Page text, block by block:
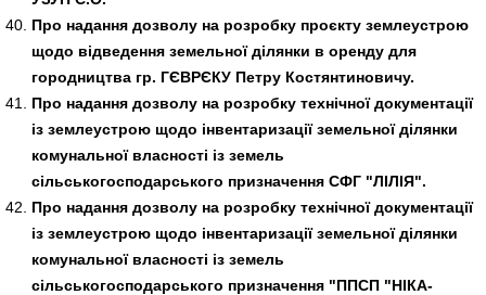
Про надання дозволу на розробку проєкту землеустрою
щодо відведення земельної ділянки в оренду для
городництва гр. ГЄВРЄКУ Петру Костянтиновичу.
Про надання дозволу на розробку технічної документації
із землеустрою щодо інвентаризації земельної ділянки
комунальної власності із земель
сільськогосподарського призначення СФГ "ЛІЛІЯ".
Про надання дозволу на розробку технічної документації
із землеустрою щодо інвентаризації земельної ділянки
комунальної власності із земель
сільськогосподарського призначення "ППСП "НІКА-